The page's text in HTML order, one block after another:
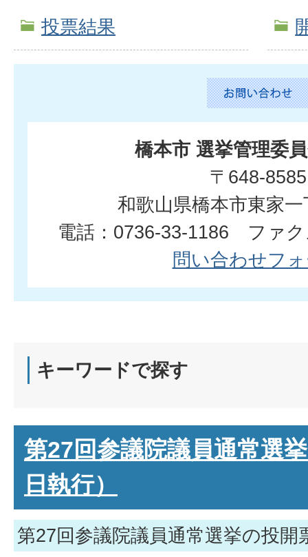
投票結果
橋本市 選挙管理委
〒648-8585
和歌山県橋本市東家
電話：0736-33-1186 ファク
問い合わせフ
キーワードで探す
第27回参議院議員通常選
日執行）
第27回参議院議員通常選挙の投開